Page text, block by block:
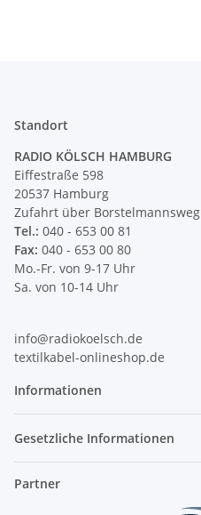
Standort
RADIO KÖLSCH HAMBURG
Eiffestraße 598
20537 Hamburg
Zufahrt über Borstelmannsweg
Tel.: 040 - 653 00 81
Fax: 040 - 653 00 80
Mo.-Fr. von 9-17 Uhr
Sa. von 10-14 Uhr
info@radiokoelsch.de
textilkabel-onlineshop.de
Informationen
Gesetzliche Informationen
Partner